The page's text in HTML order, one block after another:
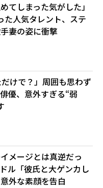
てしまった気がした」
人気タレント、ステ
妻の姿に衝撃
だけで？」周囲も思わず
優、意外すぎる“弱
メージとは真逆だっ
ル「彼氏と大ゲンカし
外な素顔を告白